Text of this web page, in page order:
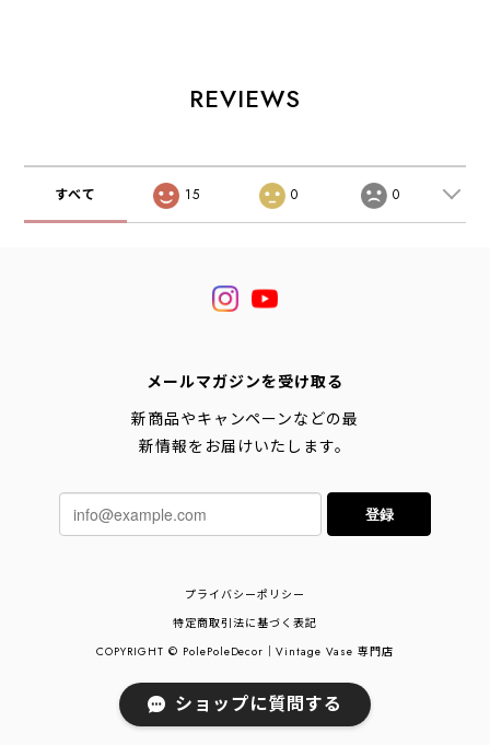
REVIEWS
すべて 15 0 0
メールマガジンを受け取る
新商品やキャンペーンなどの最
新情報をお届けいたします。
登録
プライバシーポリシー
特定商取引法に基づく表記
COPYRIGHT © PolePoleDecor｜Vintage Vase 専門店
ショップに質問する